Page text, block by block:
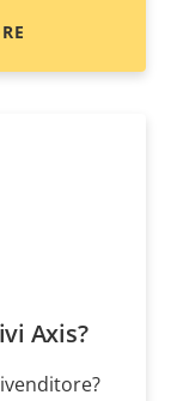
Axis?